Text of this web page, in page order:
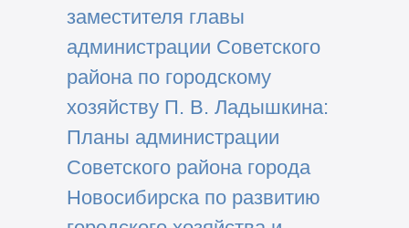
заместителя главы
администрации Советского
района по городскому
хозяйству П. В. Ладышкина:
Планы администрации
Советского района города
Новосибирска по развитию